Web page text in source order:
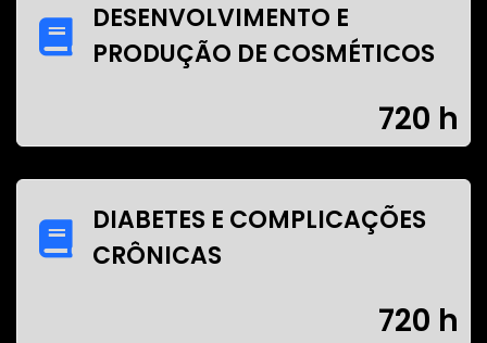
DESENVOLVIMENTO E
PRODUÇÃO DE COSMÉTICOS
720 h
DIABETES E COMPLICAÇÕES
CRÔNICAS
720 h